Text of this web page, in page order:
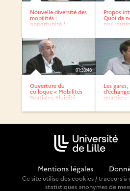
Nouvelle diversité des
mobilités :
opportunité /
Propos
Quoi de
nos
01:33:48
Ouverture du
colloque « Mobilités
Spatiales, Fluidité
Les
quartiers :
Mentions légales
Ce site utilise des cookies / traceurs à
statistiques anonymes de